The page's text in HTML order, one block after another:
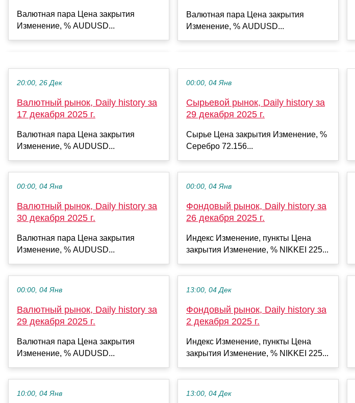
Валютная пара Цена закрытия
Изменение, % AUDUSD...
Валютная пара Цена закрытия
Изменение, % AUDUSD...
20:00, 26 Дек
Валютный рынок, Daily history за
17 декабря 2025 г.
Валютная пара Цена закрытия
Изменение, % AUDUSD...
00:00, 04 Янв
Валютный рынок, Daily history за
30 декабря 2025 г.
Валютная пара Цена закрытия
Изменение, % AUDUSD...
00:00, 04 Янв
Валютный рынок, Daily history за
29 декабря 2025 г.
Валютная пара Цена закрытия
Изменение, % AUDUSD...
10:00, 04 Янв
00:00, 04 Янв
Сырьевой рынок, Daily history за
29 декабря 2025 г.
Сырье Цена закрытия Изменение, %
Серебро 72.156...
00:00, 04 Янв
Фондовый рынок, Daily history за
26 декабря 2025 г.
Индекс Изменение, пункты Цена
закрытия Изменение, % NIKKEI 225...
13:00, 04 Дек
Фондовый рынок, Daily history за
2 декабря 2025 г.
Индекс Изменение, пункты Цена
закрытия Изменение, % NIKKEI 225...
13:00, 04 Дек